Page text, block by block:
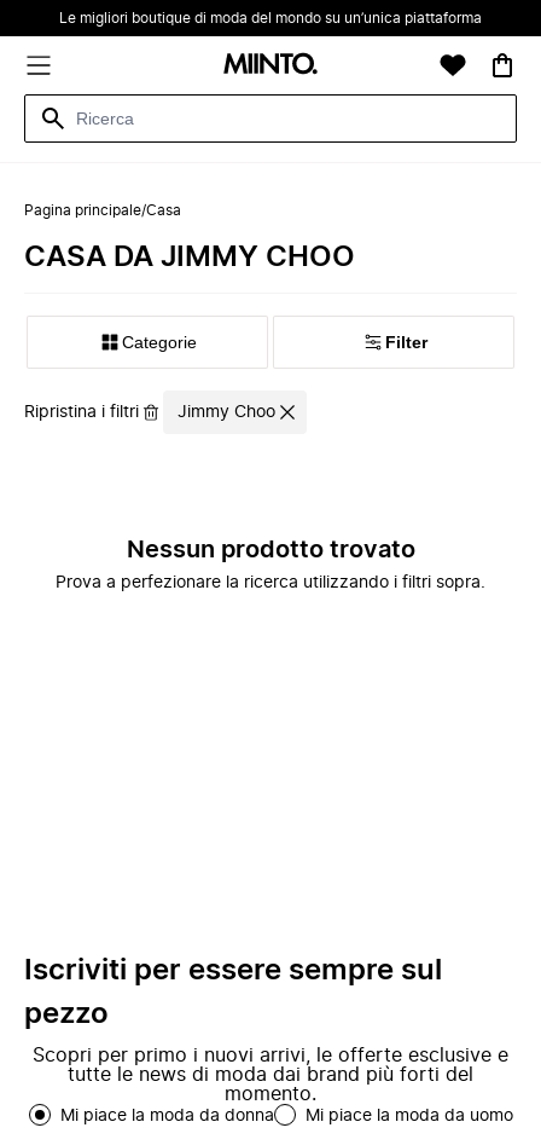
Le migliori boutique di moda del mondo su un’unica piattaforma
Pagina principale/Casa
CASA DA JIMMY CHOO
Categorie Filter
Ripristina i filtri Jimmy Choo
Nessun prodotto trovato
Prova a perfezionare la ricerca utilizzando i filtri sopra.
Iscriviti per essere sempre sul
pezzo
Scopri per primo i nuovi arrivi, le offerte esclusive e
tutte le news di moda dai brand più forti del
momento.
Mi piace la moda da donna Mi piace la moda da uomo